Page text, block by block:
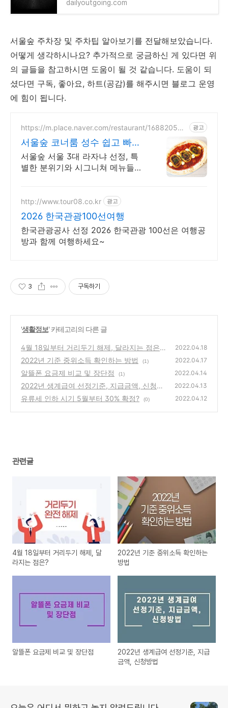
dailyoutgoing.com
서울숲 주차장 및 주차팁 알아보기를 전달해보았습니다.
어떻게 생각하시나요? 추가적으로 궁금하신 게 있다면 위
의 글들을 참고하시면 도움이 될 것 같습니다. 도움이 되
셨다면 구독, 좋아요, 하트(공감)를 해주시면 블로그 운영
에 힘이 됩니다.
https://m.place.naver.com/restaurant/168820531
광고
서울숲 코너룸 성수 쉽고 빠른
네이버 예약
서울숲 서울 3대 라자냐 선정, 특
별한 분위기와 시그니쳐 메뉴들이
겨보세요
http://www.tour08.co.kr 광고
2026 한국관광100선여행
한국관광공사 선정 2026 한국관광 100선은 여행공
방과 함께 여행하세요~
3 구독하기
'생활정보' 카테고리의 다른 글
4월 18일부터 거리두기 해제, 달라지는 점은?
(0)
2022.04.18
2022년 기준 중위소득 확인하는 방법 (1) 2022.04.17
알뜰폰 요금제 비교 및 장단점 (1) 2022.04.14
2022년 생계급여 선정기준, 지급금액, 신청방
법
(0)
2022.04.13
유류세 인하 시기 5월부터 30% 확정? (0) 2022.04.12
관련글
4월 18일부터 거리두기 해제, 달
라지는 점은?
2022년 기준 중위소득 확인하는
방법
알뜰폰 요금제 비교 및 장단점
2022년 생계급여 선정기준, 지급
금액, 신청방법